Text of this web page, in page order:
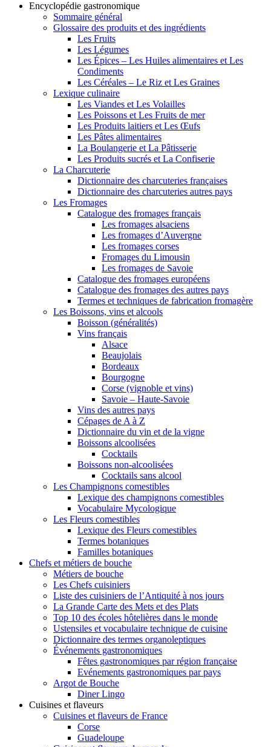
Encyclopédie gastronomique
Sommaire général
Glossaire des produits et des ingrédients
Les Fruits
Les Légumes
Les Épices – Les Huiles alimentaires et Les
Condiments
Les Céréales – Le Riz et Les Graines
Lexique culinaire
Les Viandes et Les Volailles
Les Poissons et Les Fruits de mer
Les Produits laitiers et Les Œufs
Les Pâtes alimentaires
La Boulangerie et La Pâtisserie
Les Produits sucrés et La Confiserie
La Charcuterie
Dictionnaire des charcuteries françaises
Dictionnaire des charcuteries autres pays
Les Fromages
Catalogue des fromages français
Les fromages alsaciens
Les fromages d’Auvergne
Les fromages corses
Fromages du Limousin
Les fromages de Savoie
Catalogue des fromages européens
Catalogue des fromages des autres pays
Termes et techniques de fabrication fromagère
Les Boissons, vins et alcools
Boisson (généralités)
Vins français
Alsace
Beaujolais
Bordeaux
Bourgogne
Corse (vignoble et vins)
Savoie – Haute-Savoie
Vins des autres pays
Cépages de A à Z
Dictionnaire du vin et de la vigne
Boissons alcoolisées
Cocktails
Boissons non-alcoolisées
Cocktails sans alcool
Les Champignons comestibles
Lexique des champignons comestibles
Vocabulaire Mycologique
Les Fleurs comestibles
Lexique des Fleurs comestibles
Termes botaniques
Familles botaniques
Chefs et métiers de bouche
Métiers de bouche
Les Chefs cuisiniers
Liste des cuisiniers de l’Antiquité à nos jours
La Grande Carte des Mets et des Plats
Top 10 des écoles hôtelières dans le monde
Ustensiles et vocabulaire technique de cuisine
Dictionnaire des termes organoleptiques
Événements gastronomiques
Fêtes gastronomiques par région française
Evénements gastronomiques par pays
Argot de Bouche
Diner Lingo
Cuisines et flaveurs
Cuisines et flaveurs de France
Corse
Guadeloupe